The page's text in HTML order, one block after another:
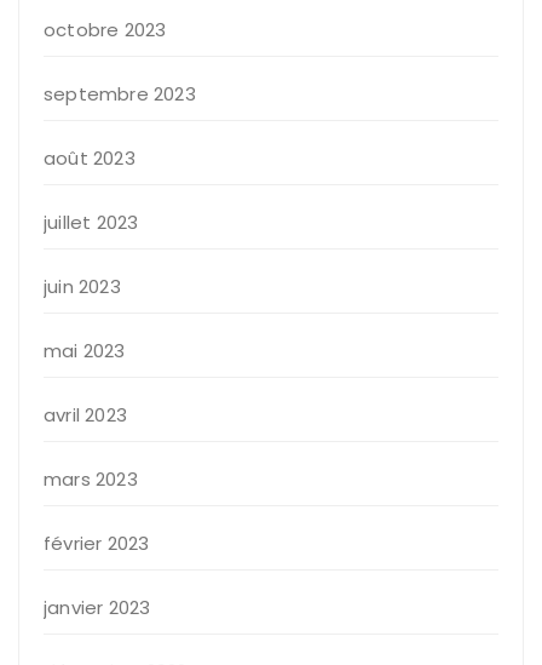
octobre 2023
septembre 2023
août 2023
juillet 2023
juin 2023
mai 2023
avril 2023
mars 2023
février 2023
janvier 2023